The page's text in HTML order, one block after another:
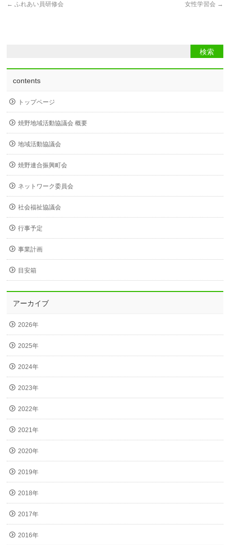
← ふれあい員研修会 女性学習会 →
contents
トップページ
焼野地域活動協議会 概要
地域活動協議会
焼野連合振興町会
ネットワーク委員会
社会福祉協議会
行事予定
事業計画
目安箱
アーカイブ
2026年
2025年
2024年
2023年
2022年
2021年
2020年
2019年
2018年
2017年
2016年